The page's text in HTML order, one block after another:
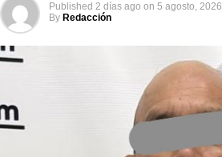
Published 2 días ago on 5 agosto, 2026
By Redacción